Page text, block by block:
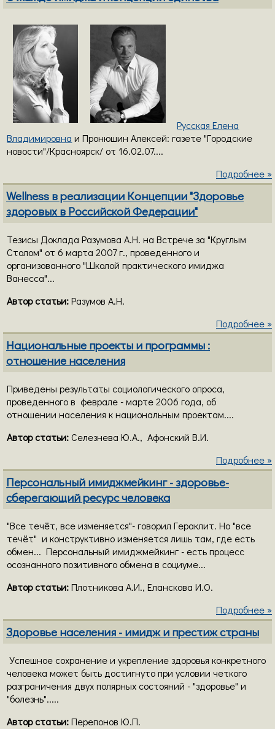
Русская Елена
Владимировна и Пронюшин Алексей: газете "Городские
новости"/Красноярск/ от 16.02.07....
Подробнее »
Wellness в реализации Концепции "Здоровье
здоровых в Российской Федерации"
Тезисы Доклада Разумова А.Н. на Встрече за "Круглым
Столом" от 6 марта 2007 г., проведенного и
организованного "Школой практического имиджа
Ванесса"...
Автор статьи:Разумов А.Н.
Подробнее »
Национальные проекты и программы :
отношение населения
Приведены результаты социологического опроса,
проведенного в феврале - марте 2006 года, об
отношении населения к национальным проектам....
Автор статьи:Селезнева Ю.А., Афонский В.И.
Подробнее »
Персональный имиджмейкинг - здоровье-
сберегающий ресурс человека
"Все течёт, все изменяется"- говорил Гераклит. Но "все
течёт" и конструктивно изменяется лишь там, где есть
обмен... Персональный имиджмейкинг - есть процесс
осознанного позитивного обмена в социуме...
Автор статьи:Плотникова А.И., Еланскова И.О.
Подробнее »
Здоровье населения - имидж и престиж страны
Успешное сохранение и укрепление здоровья конкретного
человека может быть достигнуто при условии четкого
разграничения двух полярных состояний - "здоровье" и
"болезнь".....
Автор статьи:Перепонов Ю.П.